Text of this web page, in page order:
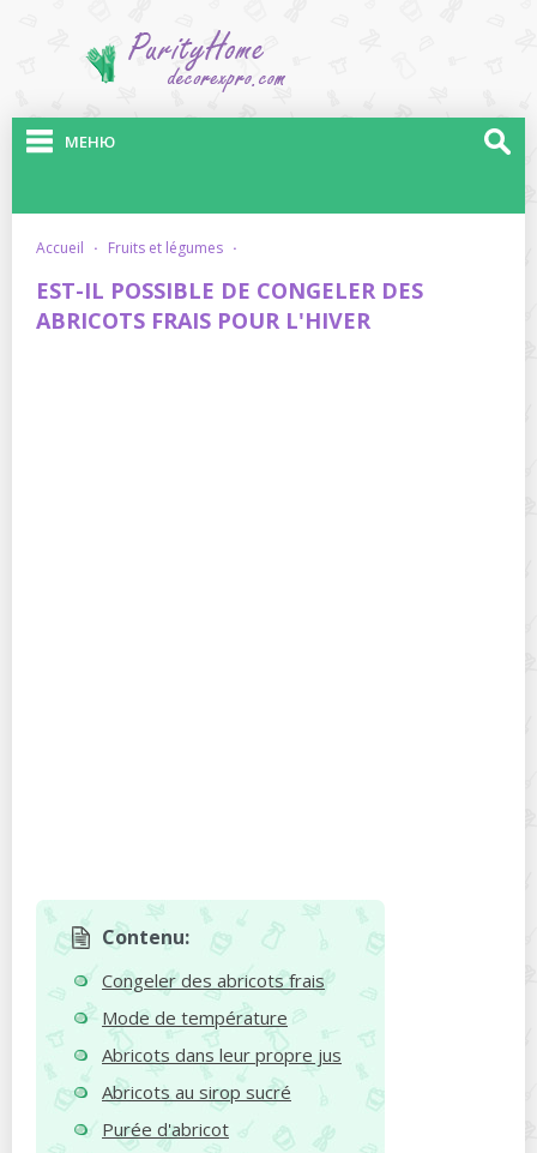
МЕНЮ
accueil · fruits et légumes ·
EST-IL POSSIBLE DE CONGELER DES
ABRICOTS FRAIS POUR L'HIVER
Contenu:
Congeler des abricots frais
Mode de température
Abricots dans leur propre jus
Abricots au sirop sucré
Purée d'abricot